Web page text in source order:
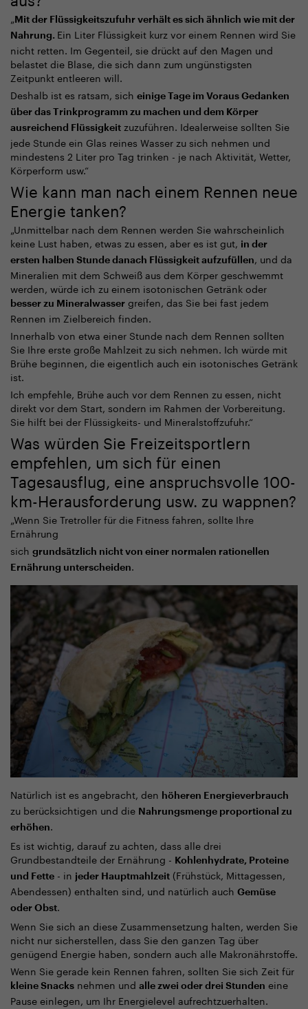
„ Mit der Flüssigkeitszufuhr verhält es sich ähnlich wie mit der
Nahrung. Ein Liter Flüssigkeit kurz vor einem Rennen wird Sie
nicht retten. Im Gegenteil, sie drückt auf den Magen und
belastet die Blase, die sich dann zum ungünstigsten
Zeitpunkt entleeren will.
Deshalb ist es ratsam, sich einige Tage im Voraus Gedanken
über das Trinkprogramm zu machen und dem Körper
ausreichend Flüssigkeit zuzuführen. Idealerweise sollten Sie
jede Stunde ein Glas reines Wasser zu sich nehmen und
mindestens 2 Liter pro Tag trinken - je nach Aktivität, Wetter,
Körperform usw.“
Wie kann man nach einem Rennen neue
Energie tanken?
„Unmittelbar nach dem Rennen werden Sie wahrscheinlich
keine Lust haben, etwas zu essen, aber es ist gut, in der
ersten halben Stunde danach Flüssigkeit aufzufüllen, und da
Mineralien mit dem Schweiß aus dem Körper geschwemmt
werden, würde ich zu einem isotonischen Getränk oder
besser zu Mineralwasser greifen, das Sie bei fast jedem
Rennen im Zielbereich finden.
Innerhalb von etwa einer Stunde nach dem Rennen sollten
Sie Ihre erste große Mahlzeit zu sich nehmen. Ich würde mit
Brühe beginnen, die eigentlich auch ein isotonisches Getränk
ist.
Ich empfehle, Brühe auch vor dem Rennen zu essen, nicht
direkt vor dem Start, sondern im Rahmen der Vorbereitung.
Sie hilft bei der Flüssigkeits- und Mineralstoffzufuhr.“
Was würden Sie Freizeitsportlern
empfehlen, um sich für einen
Tagesausflug, eine anspruchsvolle 100-
km-Herausforderung usw. zu wappnen?
„Wenn Sie Tretroller für die Fitness fahren, sollte Ihre
Ernährung
sich grundsätzlich nicht von einer normalen rationellen
Ernährung unterscheiden.
Natürlich ist es angebracht, den höheren Energieverbrauch
zu berücksichtigen und die Nahrungsmenge proportional zu
erhöhen.
Es ist wichtig, darauf zu achten, dass alle drei
Grundbestandteile der Ernährung - Kohlenhydrate, Proteine
und Fette - in jeder Hauptmahlzeit (Frühstück, Mittagessen,
Abendessen) enthalten sind, und natürlich auch Gemüse
oder Obst.
Wenn Sie sich an diese Zusammensetzung halten, werden Sie
nicht nur sicherstellen, dass Sie den ganzen Tag über
genügend Energie haben, sondern auch alle Makronährstoffe.
Wenn Sie gerade kein Rennen fahren, sollten Sie sich Zeit für
kleine Snacks nehmen und alle zwei oder drei Stunden eine
Pause einlegen, um Ihr Energielevel aufrechtzuerhalten.